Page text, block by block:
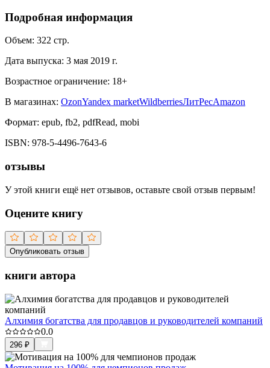
Подробная информация
Объем: 322 стр.
Дата выпуска: 3 мая 2019 г.
Возрастное ограничение: 18+
В магазинах: OzonYandex marketWildberriesЛитРесAmazon
Формат: epub, fb2, pdfRead, mobi
ISBN: 978-5-4496-7643-6
отзывы
У этой книги ещё нет отзывов, оставьте свой отзыв первым!
Оцените книгу
Опубликовать отзыв
книги автора
Алхимия богатства для продавцов и руководителей компаний
0.0
296 ₽